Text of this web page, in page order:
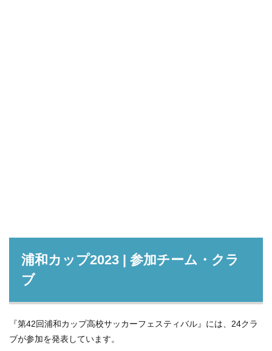
浦和カップ2023 | 参加チーム・クラ
ブ
『第42回浦和カップ高校サッカーフェスティバル』には、24クラ
ブが参加を発表しています。